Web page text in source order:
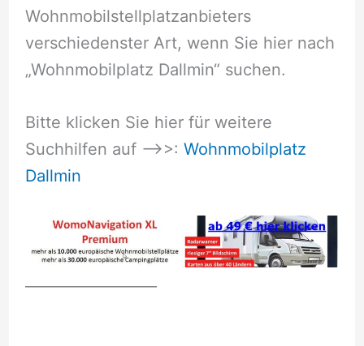
Wohnmobilstellplatzanbieters
verschiedenster Art, wenn Sie hier nach
„Wohnmobilplatz Dallmin“ suchen.
Bitte klicken Sie hier für weitere
Suchhilfen auf –>>: Wohnmobilplatz
Dallmin